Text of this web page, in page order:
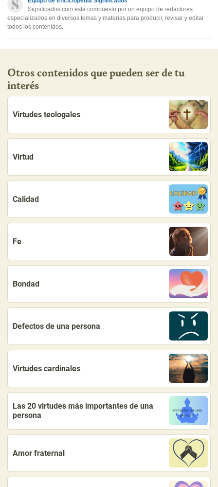
Otro
Significados.com está compuesto por un equipo de redactores
especializados en diversos temas y materias para producir, revisar y editar
todos los contenidos.
Otros contenidos que pueden ser de tu
interés
Virtudes teologales
Virtud
Calidad
Fe
Bondad
Defectos de una persona
Virtudes cardinales
Las 20 virtudes más importantes de una
persona
Amor fraternal